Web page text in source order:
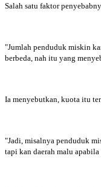
Salah satu faktor
"Jumlah penduduk miskin
berbeda, nah itu yang
Ia menyebutkan, kuota itu
"Jadi, misalnya penduduk
tapi kan daerah malu